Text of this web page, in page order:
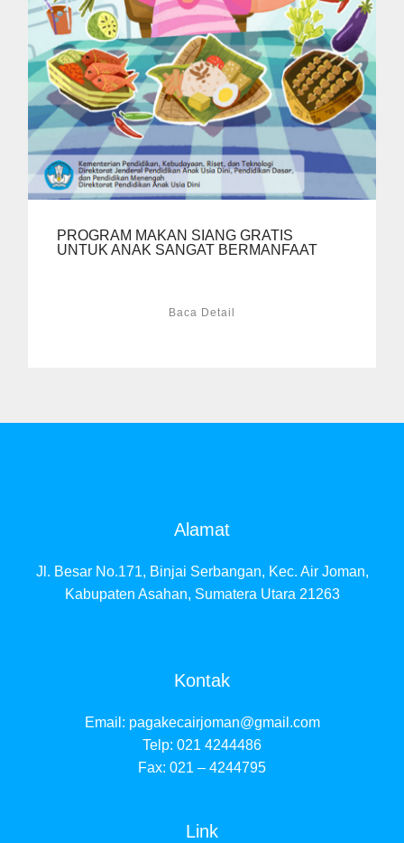
PROGRAM MAKAN SIANG GRATIS
UNTUK ANAK SANGAT BERMANFAAT
Baca Detail
Alamat
Jl. Besar No.171, Binjai Serbangan, Kec. Air Joman,
Kabupaten Asahan, Sumatera Utara 21263
Kontak
Email: pagakecairjoman@gmail.com
Telp: 021 4244486
Fax: 021 – 4244795
Link